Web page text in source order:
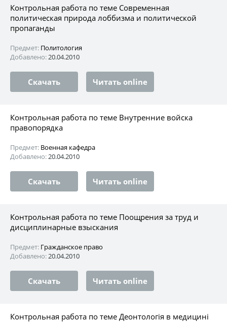
Контрольная работа по теме Современная
политическая природа лоббизма и политической
пропаганды
Предмет: Политология
Добавлено:20.04.2010
Скачать Читать online
Контрольная работа по теме Внутренние войска
правопорядка
Предмет: Военная кафедра
Добавлено:20.04.2010
Скачать Читать online
Контрольная работа по теме Поощрения за труд и
дисциплинарные взыскания
Предмет: Гражданское право
Добавлено:20.04.2010
Скачать Читать online
Контрольная работа по теме Деонтологія в медицині